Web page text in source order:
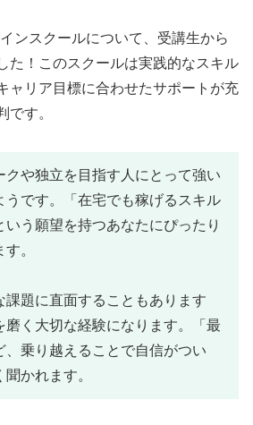
ンスクールについて、受講生から
た！このスクールは実践的なスキル
ャリア目標に合わせたサポートが充
です。
クや独立を目指す人にとって強い
うです。「在宅でも稼げるスキル
いう願望を持つあなたにぴったり
。
課題に直面することもあります
磨く大切な経験になります。「最
、乗り越えることで自信がつい
かれます。